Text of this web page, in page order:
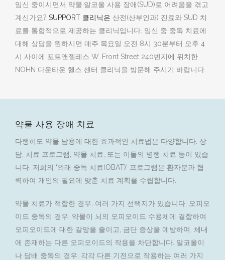
임신 중이시면서 약물·알코올 사용 장애(SUD)로 어려움을 겪고
계신가요? SUPPORT 클리닉은 산전(산부인과) 진료와 SUD 치
료를 통합적으로 제공하는 클리닉입니다. 임신 중 중독 치료에
대해 상담을 원하시면 매주 목요일 오전 8시 30분부터 오후 4
시 사이에 포트앤젤레스 W. Front Street 240번지에 위치한
NOHN 다운타운 헬스 센터 클리닉을 방문해 주시기 바랍니다.
약물 사용 장애 치료
다행히도 약물 남용에 대한 효과적인 치료법은 다양합니다. 상
담, 치료 프로그램, 약물 치료, 또는 이들의 병행 치료 등이 있습
니다. 저희의 ‘외래 중독 치료(OBAT)’ 프로그램은 환자분과 협
력하여 개인의 필요에 맞춘 치료 계획을 수립합니다.
약물 치료가 적합한 경우, 여러 가지 선택지가 있습니다. 오피오
이드 중독의 경우, 약물이 뇌의 오피오이드 수용체에 결합하여
오피오이드에 대한 갈망을 줄이고, 금단 증상을 예방하며, 체내
에 존재하는 다른 오피오이드의 작용을 차단합니다. 알코올이
나 담배 중독의 경우, 각각 다른 기전으로 작용하는 여러 가지